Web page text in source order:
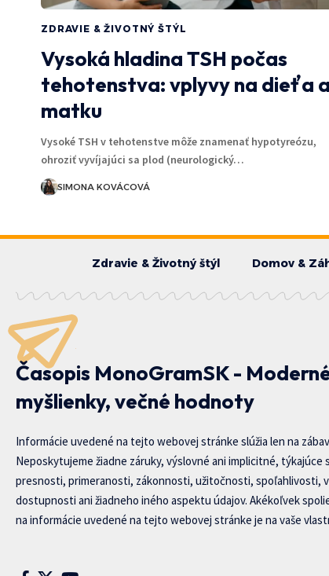
ZDRAVIE & ŽIVOTNÝ ŠTÝL
Vysoká hladina TSH počas
tehotenstva: vplyvy na dieťa a
matku
Vysoké TSH v tehotenstve môže znamenať hypotyreózu,
ohroziť vyvíjajúci sa plod (neurologický…
SIMONA KOVÁCOVÁ
Zdravie & Životný štýl Domov &
Časopis MonoGramSK -
myšlienky, večné hodnoty
Informácie uvedené na tejto webovej stránke slúžia len na
Neposkytujeme žiadne záruky, výslovné ani implicitné, týkajúce
presnosti, primeranosti, zákonnosti, užitočnosti, spoľahlivosti,
dostupnosti ani žiadneho iného aspektu údajov. Akékoľvek
na informácie uvedené na tejto webovej stránke je na vaše